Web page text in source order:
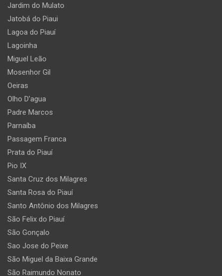
Jardim do Mulato
Jatobá do Piaui
Lagoa do Piauí
Lagoinha
Miguel Leão
Mosenhor Gil
Oeiras
Olho D’agua
Padre Marcos
Parnaíba
Passagem Franca
Prata do Piauí
Pio IX
Santa Cruz dos Milagres
Santa Rosa do Piauí
Santo Antônio dos Milagres
São Felix do Piauí
São Gonçalo
Sao Jose do Peixe
São Miguel da Baixa Grande
São Raimundo Nonato